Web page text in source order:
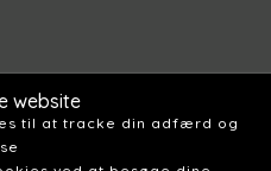
website
til at tracke din adfærd og